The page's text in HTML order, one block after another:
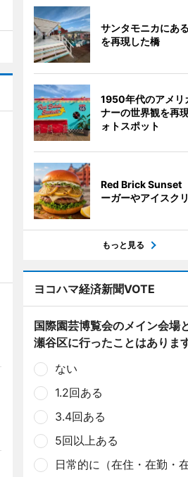
サンタモニカにあ
を再現した橋
1950年代のアメリ
ナーの世界観を再
ォトスポット
Red Brick Sunset
ーガーやアイスク
もっと見る
ヨコハマ経済新聞VOTE
国際園芸博覧会のメイン会場
瀬谷区に行ったことはありま
ない
1.2回ある
3.4回ある
5回以上ある
日常的に（在住・在勤・在